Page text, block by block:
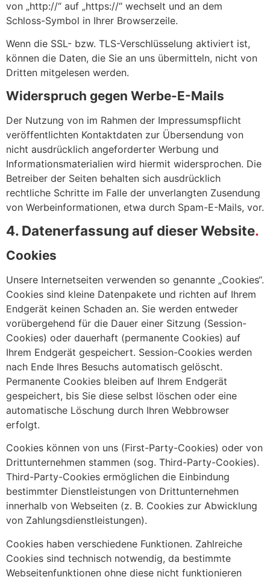
von „http://“ auf „https://“ wechselt und an dem
Schloss-Symbol in Ihrer Browserzeile.
Wenn die SSL- bzw. TLS-Verschlüsselung aktiviert ist,
können die Daten, die Sie an uns übermitteln, nicht von
Dritten mitgelesen werden.
Widerspruch gegen Werbe-E-Mails
Der Nutzung von im Rahmen der Impressumspflicht
veröffentlichten Kontaktdaten zur Übersendung von
nicht ausdrücklich angeforderter Werbung und
Informationsmaterialien wird hiermit widersprochen. Die
Betreiber der Seiten behalten sich ausdrücklich
rechtliche Schritte im Falle der unverlangten Zusendung
von Werbeinformationen, etwa durch Spam-E-Mails, vor.
4. Datenerfassung auf dieser Website
Cookies
Unsere Internetseiten verwenden so genannte „Cookies“.
Cookies sind kleine Datenpakete und richten auf Ihrem
Endgerät keinen Schaden an. Sie werden entweder
vorübergehend für die Dauer einer Sitzung (Session-
Cookies) oder dauerhaft (permanente Cookies) auf
Ihrem Endgerät gespeichert. Session-Cookies werden
nach Ende Ihres Besuchs automatisch gelöscht.
Permanente Cookies bleiben auf Ihrem Endgerät
gespeichert, bis Sie diese selbst löschen oder eine
automatische Löschung durch Ihren Webbrowser
erfolgt.
Cookies können von uns (First-Party-Cookies) oder von
Drittunternehmen stammen (sog. Third-Party-Cookies).
Third-Party-Cookies ermöglichen die Einbindung
bestimmter Dienstleistungen von Drittunternehmen
innerhalb von Webseiten (z. B. Cookies zur Abwicklung
von Zahlungsdienstleistungen).
Cookies haben verschiedene Funktionen. Zahlreiche
Cookies sind technisch notwendig, da bestimmte
Webseitenfunktionen ohne diese nicht funktionieren